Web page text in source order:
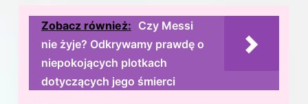
Zobacz również: Czy Messi
nie żyje? Odkrywamy prawdę o
niepokojących plotkach
dotyczących jego śmierci